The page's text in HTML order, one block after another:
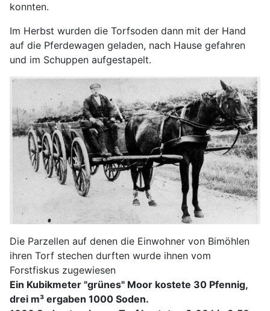
konnten.
Im Herbst wurden die Torfsoden dann mit der Hand
auf die Pferdewagen geladen, nach Hause gefahren
und im Schuppen aufgestapelt.
Die Parzellen auf denen die Einwohner von Bimöhlen
ihren Torf stechen durften wurde ihnen vom
Forstfiskus zugewiesen
Ein Kubikmeter "grünes" Moor kostete 30 Pfennig,
drei m³ ergaben 1000 Soden.